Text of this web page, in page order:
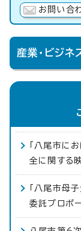
お問い合
産業・ビジネ
「八尾市に
全に関する
「八尾市母
委託プロポ